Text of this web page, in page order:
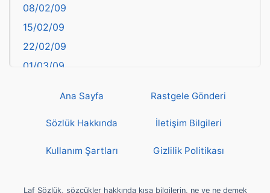
Bingöl
Bitlis
Bolu
Burdur
Çankırı
Çorum
deyim
08/02/09
15/02/09
22/02/09
01/03/09
22/03/09
Ana Sayfa Rastgele Gönderi
Sözlük Hakkında İletişim Bilgileri
Kullanım Şartları Gizlilik Politikası
Laf Sözlük, sözcükler hakkında kısa bilgilerin, ne ve ne demek